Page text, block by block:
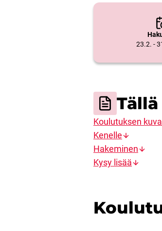
23.2. -
Koulutuksen
Kenelle
Hakeminen
Kysy lisää